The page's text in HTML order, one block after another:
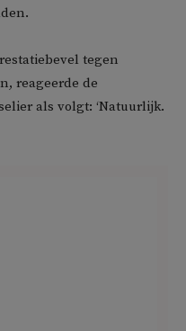
tegen
reageerde de
als volgt: ‘Natuurlijk.